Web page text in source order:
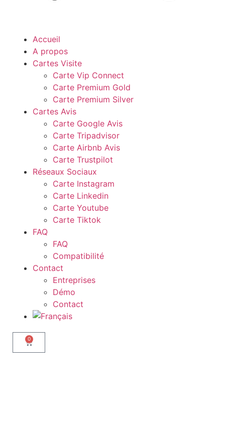
Accueil
A propos
Cartes Visite
Carte Vip Connect
Carte Premium Gold
Carte Premium Silver
Cartes Avis
Carte Google Avis
Carte Tripadvisor
Carte Airbnb Avis
Carte Trustpilot
Réseaux Sociaux
Carte Instagram
Carte Linkedin
Carte Youtube
Carte Tiktok
FAQ
FAQ
Compatibilité
Contact
Entreprises
Démo
Contact
0